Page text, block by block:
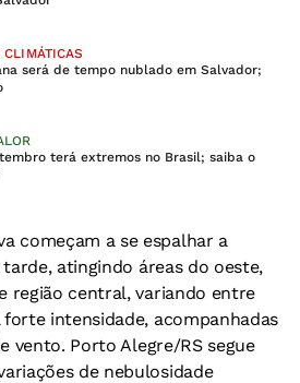
será de tempo nublado em Salvador;
terá extremos no Brasil; saiba o
começam a se espalhar a
atingindo áreas do oeste,
região central, variando entre
intensidade, acompanhadas
vento. Porto Alegre/RS segue
de nebulosidade